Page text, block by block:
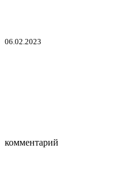
06.02.2023
комментарий